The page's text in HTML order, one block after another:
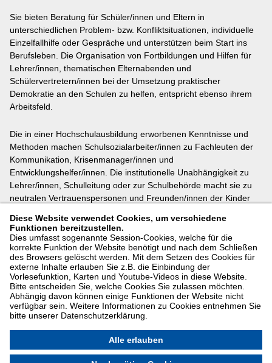
Sie bieten Beratung für Schüler/innen und Eltern in
unterschiedlichen Problem- bzw. Konfliktsituationen, individuelle
Einzelfallhilfe oder Gespräche und unterstützen beim Start ins
Berufsleben. Die Organisation von Fortbildungen und Hilfen für
Lehrer/innen, thematischen Elternabenden und
Schülervertretern/innen bei der Umsetzung praktischer
Demokratie an den Schulen zu helfen, entspricht ebenso ihrem
Arbeitsfeld.
Die in einer Hochschulausbildung erworbenen Kenntnisse und
Methoden machen Schulsozialarbeiter/innen zu Fachleuten der
Kommunikation, Krisenmanager/innen und
Entwicklungshelfer/innen. Die institutionelle Unabhängigkeit zu
Lehrer/innen, Schulleitung oder zur Schulbehörde macht sie zu
neutralen Vertrauenspersonen und Freunden/innen der Kinder
Lernen und Engagement fördern, damit die Schüler/innen eigene
Ideen entwickeln, um den Schulalltag angenehmer zu gestalten
und Verantwortung für eigenes Handeln zu übernehmen.
Sie bieten frühzeitig präventiv Begleitung und Unterstützung an,
damit Schüler/innen motiviert sind oder werden, einen Ihren
Leistungen entsprechenden Abschluss anzustreben und zu
erreichen.
Gefördert durch den Landkreis Saalekreis.
Diese Website verwendet Cookies, um verschiedene
Funktionen bereitzustellen.
Dies umfasst sogenannte Session-Cookies, welche für die
korrekte Funktion der Website benötigt und nach dem Schließen
des Browsers gelöscht werden. Mit dem Setzen des Cookies für
externe Inhalte erlauben Sie z.B. die Einbindung der
Vorlesefunktion, Karten und Youtube-Videos in diese Website.
Bitte entscheiden Sie, welche Cookies Sie zulassen möchten.
Abhängig davon können einige Funktionen der Website nicht
verfügbar sein. Weitere Informationen zu Cookies entnehmen Sie
bitte unserer Datenschutzerklärung.
Alle erlauben